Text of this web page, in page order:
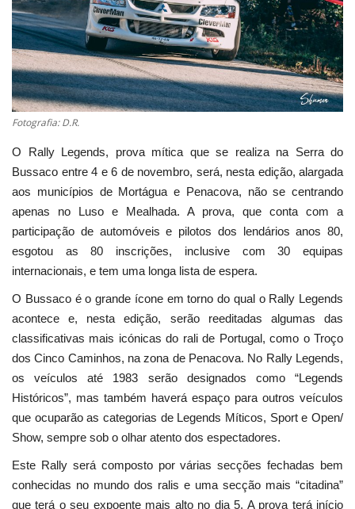
Estatuto Editorial
Saúde
Ficha técnica
Cultura
Lazer
Ambiente
Fotografia: D.R.
O Rally Legends, prova mítica que se realiza na Serra do
Bussaco entre 4 e 6 de novembro, será, nesta edição, alargada
aos municípios de Mortágua e Penacova, não se centrando
apenas no Luso e Mealhada. A prova, que conta com a
participação de automóveis e pilotos dos lendários anos 80,
esgotou as 80 inscrições, inclusive com 30 equipas
internacionais, e tem uma longa lista de espera.
O Bussaco é o grande ícone em torno do qual o Rally Legends
acontece e, nesta edição, serão reeditadas algumas das
classificativas mais icónicas do rali de Portugal, como o Troço
dos Cinco Caminhos, na zona de Penacova. No Rally Legends,
os veículos até 1983 serão designados como “Legends
Históricos”, mas também haverá espaço para outros veículos
que ocuparão as categorias de Legends Míticos, Sport e Open/
Show, sempre sob o olhar atento dos espectadores.
Este Rally será composto por várias secções fechadas bem
conhecidas no mundo dos ralis e uma secção mais “citadina”
que terá o seu expoente mais alto no dia 5. A prova terá início